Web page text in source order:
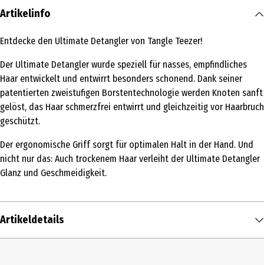
Artikelinfo
Entdecke den Ultimate Detangler von Tangle Teezer!
Der Ultimate Detangler wurde speziell für nasses, empfindliches
Haar entwickelt und entwirrt besonders schonend. Dank seiner
patentierten zweistufigen Borstentechnologie werden Knoten sanft
gelöst, das Haar schmerzfrei entwirrt und gleichzeitig vor Haarbruch
geschützt.
Der ergonomische Griff sorgt für optimalen Halt in der Hand. Und
nicht nur das: Auch trockenem Haar verleiht der Ultimate Detangler
Glanz und Geschmeidigkeit.
Artikeldetails